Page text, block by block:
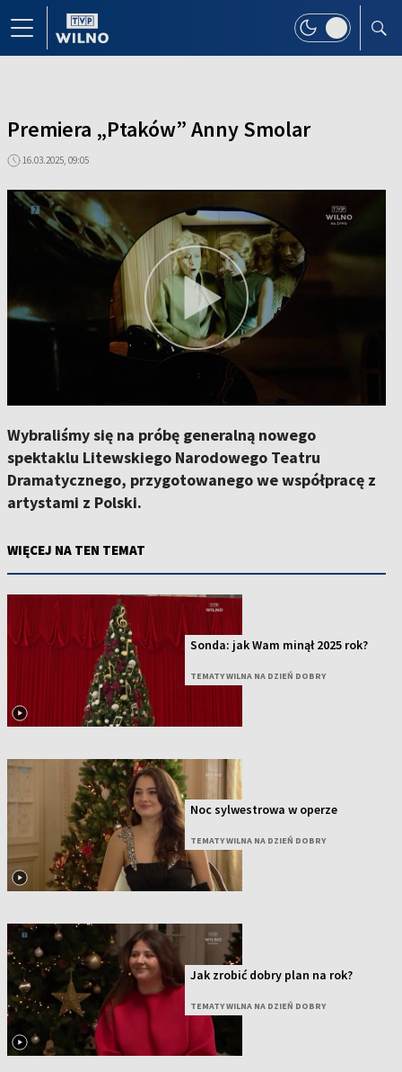
Premiera „Ptaków” Anny Smolar
16.03.2025, 09:05
Wybraliśmy się na próbę generalną nowego
spektaklu Litewskiego Narodowego Teatru
Dramatycznego, przygotowanego we współpracę z
artystami z Polski.
WIĘCEJ NA TEN TEMAT
Sonda: jak Wam minął 2025 rok?
TEMATY WILNA NA DZIEŃ DOBRY
Noc sylwestrowa w operze
TEMATY WILNA NA DZIEŃ DOBRY
Jak zrobić dobry plan na rok?
TEMATY WILNA NA DZIEŃ DOBRY